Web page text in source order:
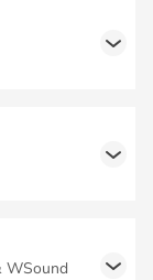
WSound